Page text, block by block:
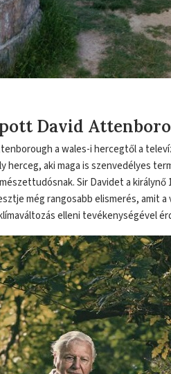
David
a wales-i hercegtől a
aki maga is szenvedélyes
Sir Davidet a
még rangosabb elismerés, amit
elleni tevékenységével